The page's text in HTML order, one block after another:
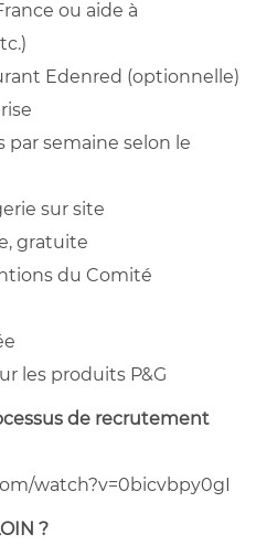
ou aide à
Edenred (optionnelle)
par semaine selon le
sur site
gratuite
du Comité
les produits P&G
de recrutement
watch?v=0bicvbpy0gI
?